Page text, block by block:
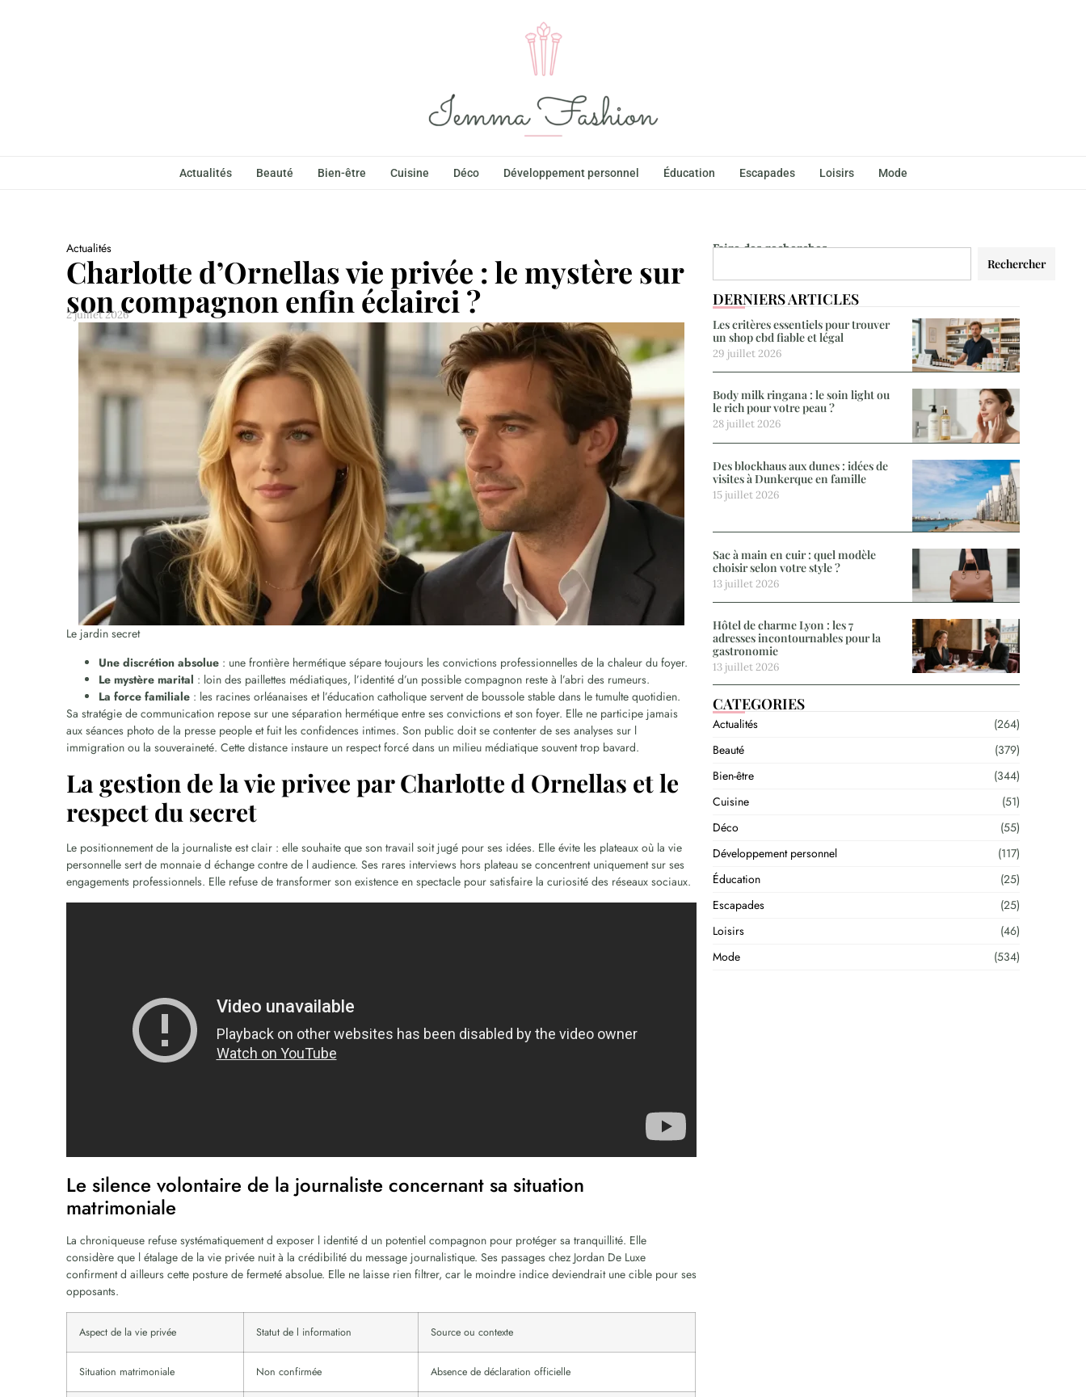
Actualités Beauté Bien-être Cuisine Déco Développement personnel Éducation Escapades Loisirs Mode
Faire des recherches
Rechercher
DERNIERS ARTICLES
Les critères essentiels pour trouver
un shop cbd fiable et légal
29 juillet 2026
Body milk ringana : le soin light ou
le rich pour votre peau ?
28 juillet 2026
Des blockhaus aux dunes : idées de
visites à Dunkerque en famille
15 juillet 2026
Sac à main en cuir : quel modèle
choisir selon votre style ?
13 juillet 2026
Hôtel de charme Lyon : les 7
adresses incontournables pour la
gastronomie
13 juillet 2026
CATEGORIES
Actualités
(264)
Beauté
(379)
Bien-être
(344)
Cuisine
(51)
Déco
(55)
Développement personnel
(117)
Éducation
(25)
Escapades
(25)
Loisirs
(46)
Mode
(534)
Actualités
Charlotte d’Ornellas vie privée : le mystère sur
son compagnon enfin éclairci ?
2 juillet 2026
Le jardin secret
Une discrétion absolue : une frontière hermétique sépare toujours les convictions professionnelles de la chaleur du foyer.
Le mystère marital : loin des paillettes médiatiques, l’identité d’un possible compagnon reste à l’abri des rumeurs.
La force familiale : les racines orléanaises et l’éducation catholique servent de boussole stable dans le tumulte quotidien.
Sa stratégie de communication repose sur une séparation hermétique entre ses convictions et son foyer. Elle ne participe jamais
aux séances photo de la presse people et fuit les confidences intimes. Son public doit se contenter de ses analyses sur l
immigration ou la souveraineté. Cette distance instaure un respect forcé dans un milieu médiatique souvent trop bavard.
La gestion de la vie privee par Charlotte d Ornellas et le
respect du secret
Le positionnement de la journaliste est clair : elle souhaite que son travail soit jugé pour ses idées. Elle évite les plateaux où la vie
personnelle sert de monnaie d échange contre de l audience. Ses rares interviews hors plateau se concentrent uniquement sur ses
engagements professionnels. Elle refuse de transformer son existence en spectacle pour satisfaire la curiosité des réseaux sociaux.
Le silence volontaire de la journaliste concernant sa situation
matrimoniale
La chroniqueuse refuse systématiquement d exposer l identité d un potentiel compagnon pour protéger sa tranquillité. Elle
considère que l étalage de la vie privée nuit à la crédibilité du message journalistique. Ses passages chez Jordan De Luxe
confirment d ailleurs cette posture de fermeté absolue. Elle ne laisse rien filtrer, car le moindre indice deviendrait une cible pour ses
opposants.
Aspect de la vie privée Statut de l information Source ou contexte
Situation matrimoniale Non confirmée Absence de déclaration officielle